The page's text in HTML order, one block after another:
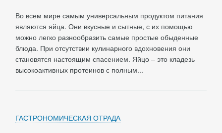
Во всем мире самым универсальным продуктом питания
являются яйца. Они вкусные и сытные, с их помощью
можно легко разнообразить самые простые обыденные
блюда. При отсутствии кулинарного вдохновения они
становятся настоящим спасением. Яйцо – это кладезь
высокоактивных протеинов с полным...
ГАСТРОНОМИЧЕСКАЯ ОТРАДА